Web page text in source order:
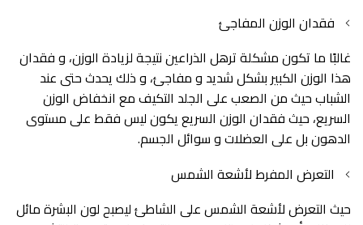
فقدان الوزن المفاجئ
غالبًا ما تكون مشكلة ترهل الذراعين نتيجة لزيادة الوزن، و فقدان
هذا الوزن الكبير بشكل شديد و مفاجئ، و ذلك يحدث حتى عند
الشباب حيث من الصعب على الجلد التكيف مع انخفاض الوزن
السريع، حيث فقدان الوزن السريع يكون ليس فقط على مستوى
الدهون بل على العضلات و سوائل الجسم.
التعرض المفرط لأشعة الشمس
حيث التعرض لأشعة الشمس على الشاطئ ليصبح لون البشرة مائل